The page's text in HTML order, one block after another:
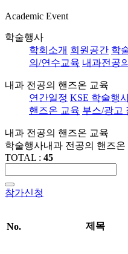
Academic Event
학술행사
학회소개 회원공간 학
의/연수교육 내과전공
내과 전공의 핸즈온 교육
연간일정 KSE 학술행
핸즈온 교육 부스/광고
내과 전공의 핸즈온 교육
학술행사내과 전공의 핸즈온
TOTAL : 45
참가신청
No. 제목